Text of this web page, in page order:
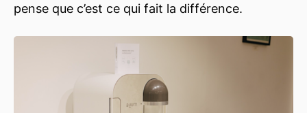
pense que c’est ce qui fait la différence.